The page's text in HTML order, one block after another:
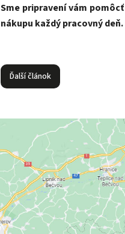
Sme pripravení vám
nákupu každý pracovný deň.
Ďalší článok